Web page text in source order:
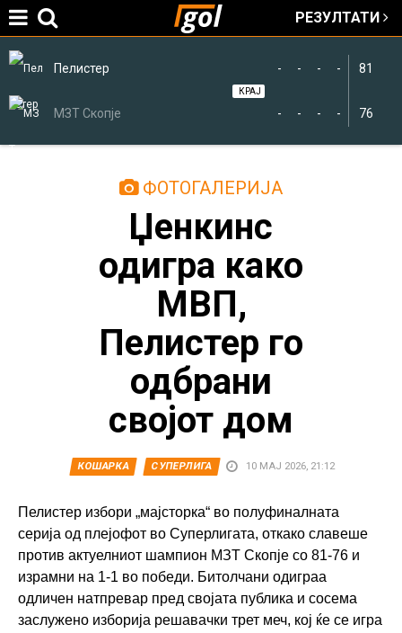
РЕЗУЛТАТИ
Пелистер
МЗТ Скопје
81
76
-
-
-
-
-
-
-
-
КРАЈ
ФОТОГАЛЕРИЈА
Џенкинс
одигра како
МВП,
Пелистер го
одбрани
својот дом
КОШАРКА СУПЕРЛИГА 10 МАЈ 2026, 21:12
Пелистер избори „мајсторка“ во полуфиналната
серија од плејофот во Суперлигата, откако славеше
против актуелниот шампион МЗТ Скопје со 81-76 и
израмни на 1-1 во победи. Битолчани одиграа
одличен натпревар пред својата публика и сосема
заслужено изборија решавачки трет меч, кој ќе се игра